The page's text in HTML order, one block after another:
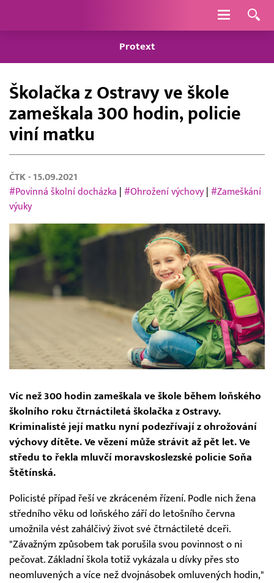
Navigace
Protext
Školačka z Ostravy ve škole
zameškala 300 hodin, policie
viní matku
ČTK - 15.09.2021
#Povinná školní docházka
#Ohrožení výchovy #Zameškání
výuky
Víc než 300 hodin zameškala ve škole během loňského
školního roku čtrnáctiletá školačka z Ostravy.
Kriminalisté její matku nyní podezřívají z ohrožování
výchovy dítěte. Ve vězení může strávit až pět let. Ve
středu to řekla mluvčí moravskoslezské policie Soňa
Štětínská.
Policisté případ řeší ve zkráceném řízení. Podle nich žena
středního věku od loňského září do letošního června
umožnila vést zahálčivý život své čtrnáctileté dceři.
"Závažným způsobem tak porušila svou povinnost o ni
pečovat. Základní škola totiž vykázala u dívky přes sto
neomluvených a více než dvojnásobek omluvených hodin,"